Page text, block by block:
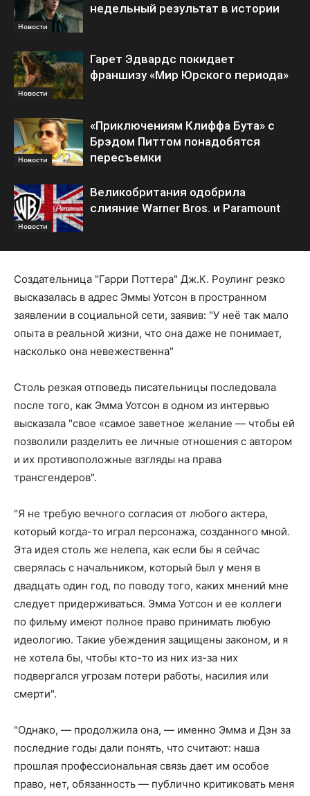
Новости
недельный результат в истории
Новости
Гарет Эдвардс покидает
франшизу «Мир Юрского периода»
Новости
«Приключениям Клиффа Бута» с
Брэдом Питтом понадобятся
пересъемки
Новости
Великобритания одобрила
слияние Warner Bros. и Paramount
Создательница "Гарри Поттера" Дж.К. Роулинг резко
высказалась в адрес Эммы Уотсон в пространном
заявлении в социальной сети, заявив: "У неё так мало
опыта в реальной жизни, что она даже не понимает,
насколько она невежественна"
Столь резкая отповедь писательницы последовала
после того, как Эмма Уотсон в одном из интервью
высказала "свое «самое заветное желание — чтобы ей
позволили разделить ее личные отношения с автором
и их противоположные взгляды на права
трансгендеров".
"Я не требую вечного согласия от любого актера,
который когда-то играл персонажа, созданного мной.
Эта идея столь же нелепа, как если бы я сейчас
сверялась с начальником, который был у меня в
двадцать один год, по поводу того, каких мнений мне
следует придерживаться. Эмма Уотсон и ее коллеги
по фильму имеют полное право принимать любую
идеологию. Такие убеждения защищены законом, и я
не хотела бы, чтобы кто-то из них из-за них
подвергался угрозам потери работы, насилия или
смерти".
"Однако, — продолжила она, — именно Эмма и Дэн за
последние годы дали понять, что считают: наша
прошлая профессиональная связь дает им особое
право, нет, обязанность — публично критиковать меня